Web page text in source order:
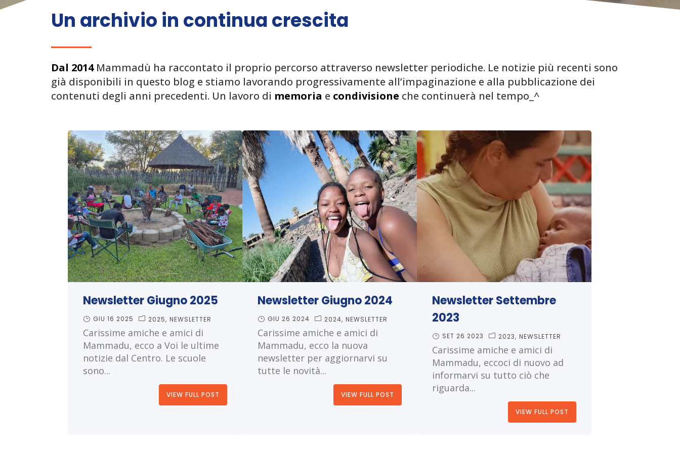
Un archivio in continua crescita
Dal 2014Mammadù ha raccontato il proprio percorso attraverso newsletter periodiche. Le notizie più recenti sono
già disponibili in questo blog e stiamo lavorando progressivamente all’impaginazione e alla pubblicazione dei
contenuti degli anni precedenti. Un lavoro di memoria e condivisione che continuerà nel tempo_^
Newsletter Giugno 2025
GIU 16 2025 2025 NEWSLETTER
Carissime amiche e amici di
Mammadu, ecco a Voi le ultime
notizie dal Centro. Le scuole
sono...
VIEW FULL POST
Newsletter Giugno 2024
GIU 26 2024 2024 NEWSLETTER
Carissime amiche e amici di
Mammadu, ecco la nuova
newsletter per aggiornarvi su
tutte le novità...
VIEW FULL POST
Newsletter Settembre
2023
SET 26 2023 2023 NEWSLETTER
Carissime amiche e amici di
Mammadu, eccoci di nuovo ad
informarvi su tutto ciò che
riguarda...
VIEW FULL POST